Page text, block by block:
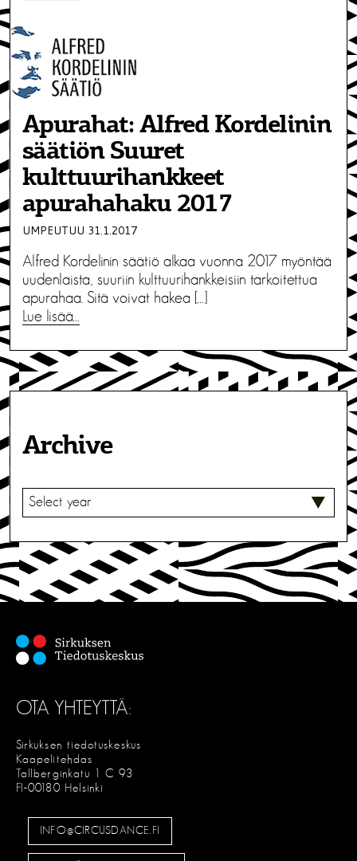
Apurahat: Alfred Kordelinin
säätiön Suuret
kulttuurihankkeet
apurahahaku 2017
UMPEUTUU 31.1.2017
Alfred Kordelinin säätiö alkaa vuonna 2017 myöntää
uudenlaista, suuriin kulttuurihankkeisiin tarkoitettua
apurahaa. Sitä voivat hakea […]
Lue lisää…
Archive
V
I
T
S
E
OTA YHTEYTTÄ:
Sirkuksen tiedotuskeskus
Kaapelitehdas
Tallberginkatu 1 C 93
FI-00180 Helsinki
INFO@CIRCUSDANCE.FI